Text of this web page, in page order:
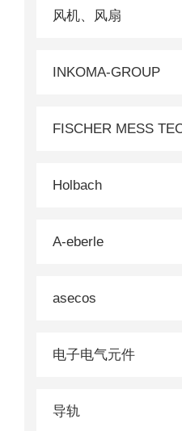
风机、风扇
INKOMA-GROUP
Holbach
A-eberle
asecos
电子电气元件
导轨